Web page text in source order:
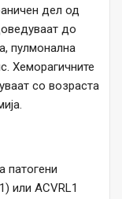
дел од
до
пулмонална
Хеморагичните
со возраста
патогени
или ACVRL1